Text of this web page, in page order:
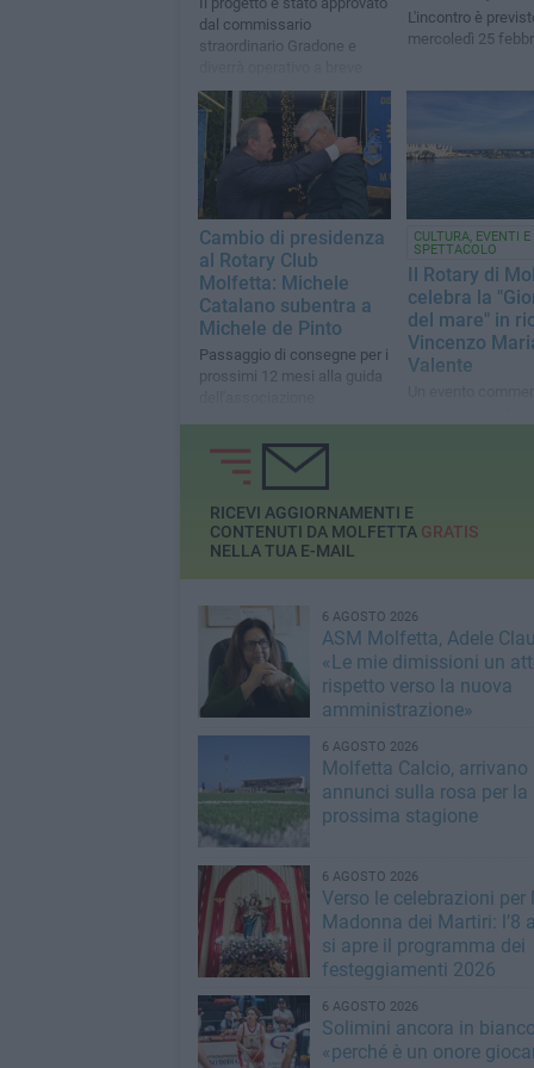
dal commissario
straordinario Gradone e
L'incontro è
mercoledì 25
Cambio di presidenza
al Rotary Club
Molfetta: Michele
Catalano subentra a
Michele de Pinto
Passaggio di consegne per i
prossimi 12 mesi alla guida
CULTURA, EVENTI E
SPETTACOLO
Il Rotary di
celebra la
del mare" in
Vincenzo
Valente
RICEVI AGGIORNAMENTI E
CONTENUTI DA MOLFETTA GRATIS
NELLA TUA E-MAIL
6 AGOSTO 2026
ASM Molfetta, Adele
«Le mie dimissioni un
rispetto verso la nuova
amministrazione»
6 AGOSTO 2026
Molfetta Calcio, arrivano
annunci sulla rosa per la
prossima stagione
6 AGOSTO 2026
Verso le celebrazioni per
Madonna dei Martiri: l’8
si apre il programma dei
festeggiamenti 2026
6 AGOSTO 2026
Solimini ancora in
«perché è un onore